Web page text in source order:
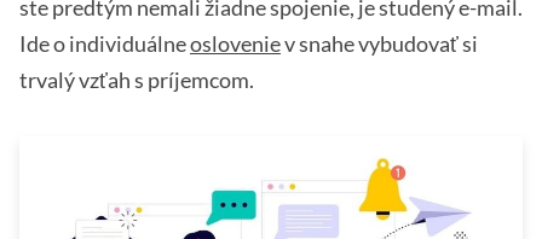
ste predtým nemali žiadne spojenie, je studený e-mail.
Ide o individuálneosloveniev snahe vybudovať si
trvalý vzťah s príjemcom.